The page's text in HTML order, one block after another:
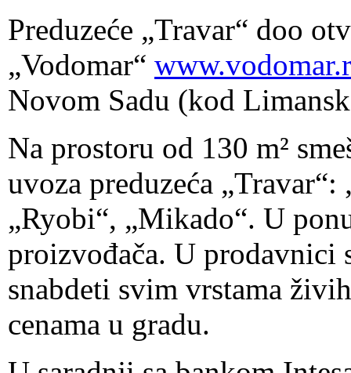
Preduzeće „Travar“ doo
„Vodomar“
Novom Sadu (kod
Na prostoru od 130 m²
uvoza preduzeća „Travar“:
„Ryobi“, „Mikado“. U
proizvođača. U prodavnici
snabdeti svim vrstama
cenama u gradu.